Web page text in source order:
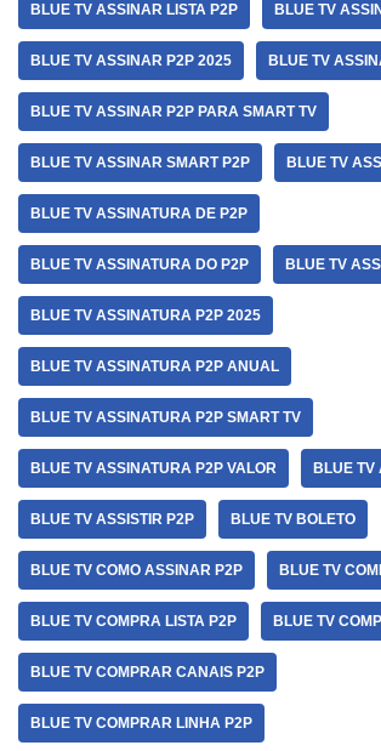
BLUE TV ASSINAR LISTA P2P BLUE TV
BLUE TV ASSINAR P2P 2025 BLUE TV
BLUE TV ASSINAR P2P PARA SMART TV
BLUE TV ASSINAR SMART P2P BLUE TV
BLUE TV ASSINATURA DE P2P
BLUE TV ASSINATURA DO P2P BLUE TV
BLUE TV ASSINATURA P2P 2025
BLUE TV ASSINATURA P2P ANUAL
BLUE TV ASSINATURA P2P SMART TV
BLUE TV ASSINATURA P2P VALOR BLUE TV
BLUE TV ASSISTIR P2P BLUE TV BOLETO
BLUE TV COMO ASSINAR P2P BLUE TV
BLUE TV COMPRA LISTA P2P BLUE TV
BLUE TV COMPRAR CANAIS P2P
BLUE TV COMPRAR LINHA P2P